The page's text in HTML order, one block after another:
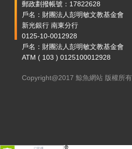
郵政劃撥帳號：17822628
戶名：財團法人彭明敏文教基金會
新光銀行 南東分行
0125-10-0012928
戶名：財團法人彭明敏文教基金會
ATM ( 103 ) 0125100012928
Copyright@2017 鯨魚網站 版權所有